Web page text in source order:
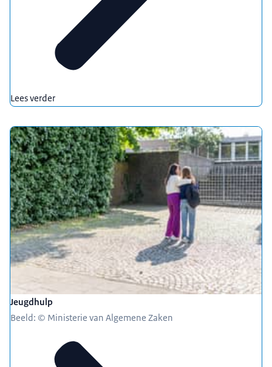
Lees verder
Jeugdhulp
Beeld: © Ministerie van Algemene Zaken